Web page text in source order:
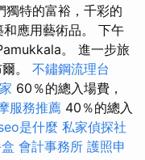
獨特的富裕，千彩的
應用藝術品。 下午
。 進一步旅
。 不鏽鋼流理台
60％的總入場費，
服務推薦 40％的總入
是什麼 私家偵探社
會計事務所 護照申